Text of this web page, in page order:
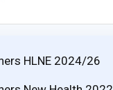
HLNE 2024/26